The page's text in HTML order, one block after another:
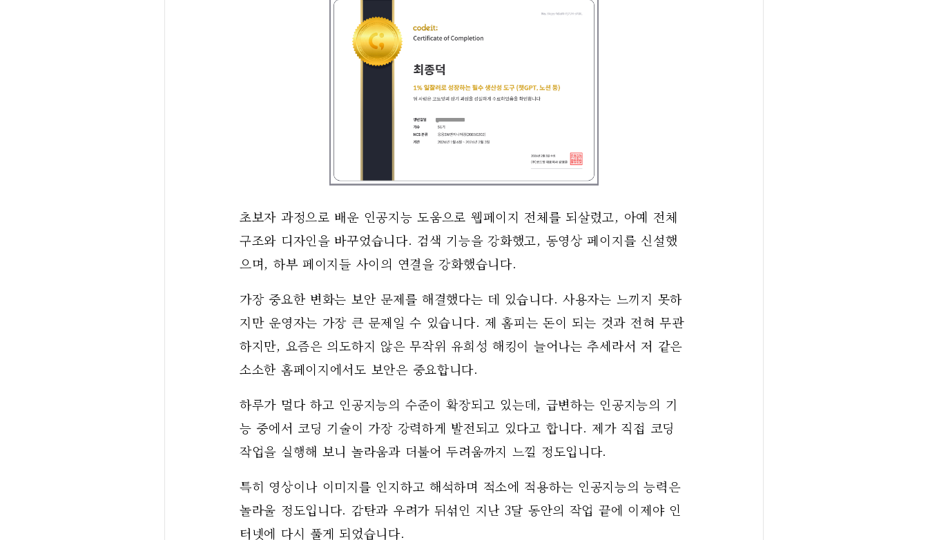
초보자 과정으로 배운 인공지능 도움으로 웹페이지 전체를 되살렸고, 아예 전체
구조와 디자인을 바꾸었습니다. 검색 기능을 강화했고, 동영상 페이지를 신설했
으며, 하부 페이지들 사이의 연결을 강화했습니다.
가장 중요한 변화는 보안 문제를 해결했다는 데 있습니다. 사용자는 느끼지 못하
지만 운영자는 가장 큰 문제일 수 있습니다. 제 홈피는 돈이 되는 것과 전혀 무관
하지만, 요즘은 의도하지 않은 무작위 유희성 해킹이 늘어나는 추세라서 저 같은
소소한 홈페이지에서도 보안은 중요합니다.
하루가 멀다 하고 인공지능의 수준이 확장되고 있는데, 급변하는 인공지능의 기
능 중에서 코딩 기술이 가장 강력하게 발전되고 있다고 합니다. 제가 직접 코딩
작업을 실행해 보니 놀라움과 더불어 두려움까지 느낄 정도입니다.
특히 영상이나 이미지를 인지하고 해석하며 적소에 적용하는 인공지능의 능력은
놀라울 정도입니다. 감탄과 우려가 뒤섞인 지난 3달 동안의 작업 끝에 이제야 인
터넷에 다시 풀게 되었습니다.